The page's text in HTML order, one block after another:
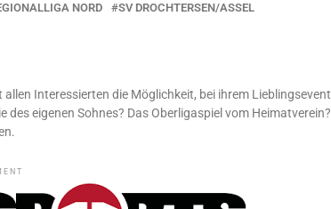
NORD SV DROCHTERSEN/ASSEL
Interessierten die Möglichkeit, bei ihrem Lieblingsevent
eigenen Sohnes? Das Oberligaspiel vom Heimatverein?